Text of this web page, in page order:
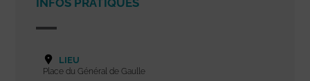
INFOS PRATIQUES
LIEU
Place du Général de Gaulle